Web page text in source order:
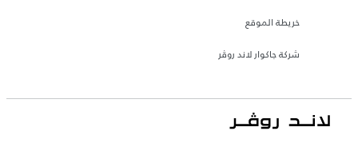
خريطة الموقع
شركة جاكوار لاند روڤر